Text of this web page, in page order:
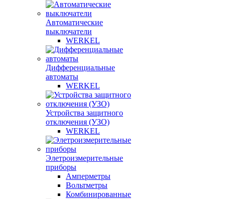
Автоматические
выключатели
WERKEL
Дифференциальные
автоматы
WERKEL
Устройства защитного
отключения (УЗО)
WERKEL
Элетроизмерительные
приборы
Амперметры
Вольтметры
Комбинированные